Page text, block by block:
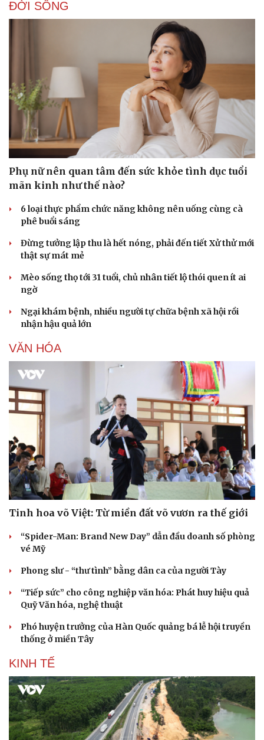
Thông tin doanh nghiệp
Doanh nghiệp 24h
Doanh nhân
Vì cộng đồng
Công nghệ
Sành điệu
Tin Công nghệ
Trải nghiệm
Chuyển đổi số
ĐỜI SỐNG
Phụ nữ nên quan tâm đến sức khỏe tình dục tuổi
mãn kinh như thế nào?
6 loại thực phẩm chức năng không nên uống cùng cà
phê buổi sáng
Đừng tưởng lập thu là hết nóng, phải đến tiết Xử thử mới
thật sự mát mẻ
Mèo sống thọ tới 31 tuổi, chủ nhân tiết lộ thói quen ít ai
ngờ
Ngại khám bệnh, nhiều người tự chữa bệnh xã hội rồi
nhận hậu quả lớn
VĂN HÓA
Tinh hoa võ Việt: Từ miền đất võ vươn ra thế giới
“Spider-Man: Brand New Day” dẫn đầu doanh số phòng
vé Mỹ
Phong slư - “thư tình” bằng dân ca của người Tày
“Tiếp sức” cho công nghiệp văn hóa: Phát huy hiệu quả
Quỹ Văn hóa, nghệ thuật
Phó huyện trưởng của Hàn Quốc quảng bá lễ hội truyền
thống ở miền Tây
KINH TẾ